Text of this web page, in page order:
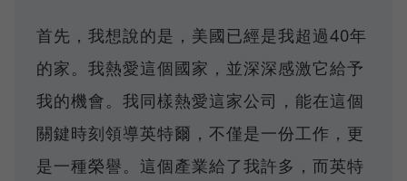
首先，我想說的是，美國已經是我超過40年
的家。我熱愛這個國家，並深深感激它給予
我的機會。我同樣熱愛這家公司，能在這個
關鍵時刻領導英特爾，不僅是一份工作，更
是一種榮譽。這個產業給了我許多，而英特